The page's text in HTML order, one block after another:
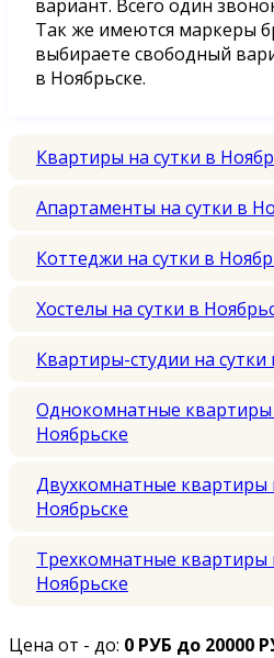
вариант. Всего один
Так же имеются маркеры
выбираете свободный
в Ноябрьске.
Квартиры на сутки в
Апартаменты на сутки в
Коттеджи на сутки в
Хостелы на сутки в
Квартиры-студии на сутки
Однокомнатные квартиры
Ноябрьске
Двухкомнатные квартиры
Ноябрьске
Трехкомнатные квартиры
Ноябрьске
Цена от - до: 0 РУБ до 20000